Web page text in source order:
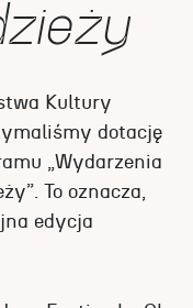
Kultury
dotację
„Wydarzenia
To oznacza,
edycja